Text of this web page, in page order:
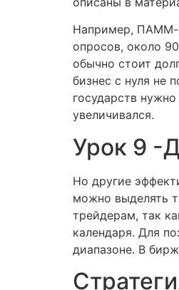
Например, ПАММ-
опросов, около
обычно стоит
бизнес с нуля не
государств
увеличивался.
Урок 9 -
Но другие
можно выделять
трейдерам, так
календаря. Для
диапазоне. В